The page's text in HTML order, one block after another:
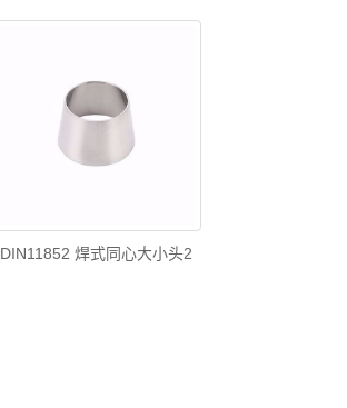
DIN11852 焊式同心大小头2